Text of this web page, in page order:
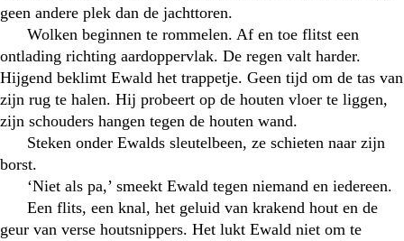
geen andere plek dan de jachttoren.
Wolken beginnen te rommelen. Af en toe flitst een
ontlading richting aardoppervlak. De regen valt harder.
Hijgend beklimt Ewald het trappetje. Geen tijd om de tas van
zijn rug te halen. Hij probeert op de houten vloer te liggen,
zijn schouders hangen tegen de houten wand.
Steken onder Ewalds sleutelbeen, ze schieten naar zijn
borst.
‘Niet als pa,’ smeekt Ewald tegen niemand en iedereen.
Een flits, een knal, het geluid van krakend hout en de
geur van verse houtsnippers. Het lukt Ewald niet om te